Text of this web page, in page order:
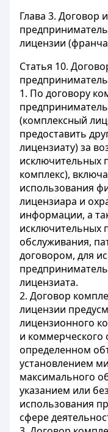
Глава 3. Договор
лицензии
Статья 10.
1. По договору
(комплексный
предоставить
лицензиату) за
исключительных
комплекс),
использования
лицензиара и
информации, а
исключительных
обслуживания,
договором, для
лицензиата.
2. Договор
лицензии
лицензионного
и коммерческого
определенном
установлением
максимального
указанием или
использования
сфере